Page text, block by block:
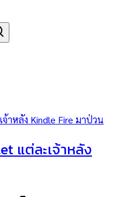
แต่ละเจ้าหลัง